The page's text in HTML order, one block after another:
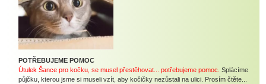
POTŘEBUJEME POMOC
Útulek Šance pro kočku, se musel přestěhovat... potřebujeme pomoc. Splácíme
půjčku, kterou jsme si museli vzít, aby kočičky nezůstali na ulici. Prosím čtěte...